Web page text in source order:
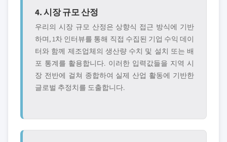
4. 시장 규모 산정
우리의 시장 규모 산정은 상향식 접근 방식에 기반
하며, 1차 인터뷰를 통해 직접 수집된 기업 수익 데이
터와 함께 제조업체의 생산량 수치 및 설치 또는 배
포 통계를 활용합니다. 이러한 입력값들을 지역 시
장 전반에 걸쳐 종합하여 실제 산업 활동에 기반한
글로벌 추정치를 도출합니다.